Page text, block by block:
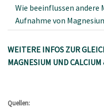
Wie beeinflussen andere
Aufnahme von
WEITERE INFOS ZUR
MAGNESIUM UND CALCIUM
Quellen: